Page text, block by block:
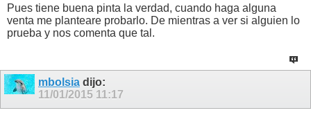
Pues tiene buena pinta la verdad, cuando haga alguna
venta me planteare probarlo. De mientras a ver si alguien lo
prueba y nos comenta que tal.
mbolsia dijo:
11/01/2015 11:17